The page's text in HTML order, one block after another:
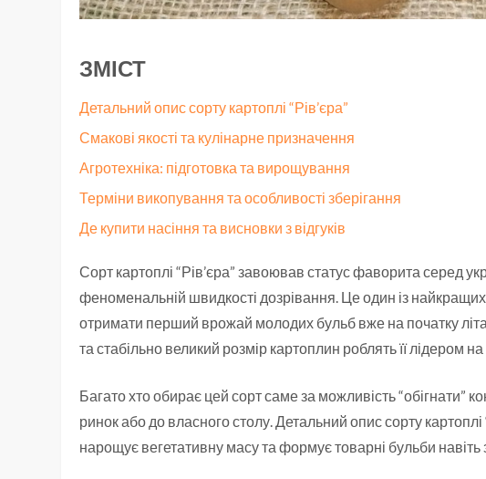
ЗМІСТ
Детальний опис сорту картоплі “Рів’єра”
Смакові якості та кулінарне призначення
Агротехніка: підготовка та вирощування
Терміни викопування та особливості зберігання
Де купити насіння та висновки з відгуків
Сорт картоплі “Рів’єра” завоював статус фаворита серед
феноменальній швидкості дозрівання. Це один із найкращих
отримати перший врожай молодих бульб вже на початку літа.
та стабільно великий розмір картоплин роблять її лідером
Багато хто обирає цей сорт саме за можливість “обігнати”
ринок або до власного столу. Детальний опис сорту
нарощує вегетативну масу та формує товарні бульби